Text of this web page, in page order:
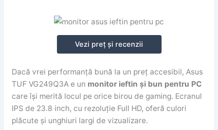
Vezi preț și recenzii
Dacă vrei performanță bună la un preț accesibil, Asus
TUF VG249Q3A e un monitor ieftin și bun pentru PC
care își merită locul pe orice birou de gaming. Ecranul
IPS de 23.8 inch, cu rezoluție Full HD, oferă culori
plăcute și unghiuri largi de vizualizare.